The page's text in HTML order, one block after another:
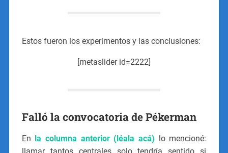
Estos fueron los experimentos y las conclusiones:
[metaslider id=2222]
Falló la convocatoria de Pékerman
En la columna anterior (léala acá) lo mencioné: